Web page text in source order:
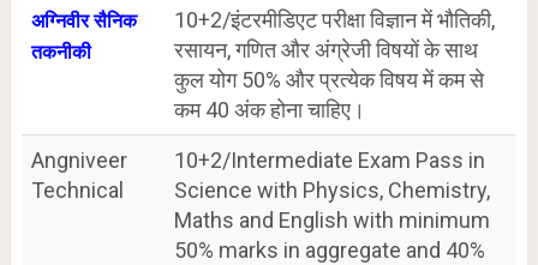
अग्निवीर सैनिक
तकनीकी
10+2/इंटरमीडिएट परीक्षा विज्ञान में भौतिकी,
रसायन, गणित और अंग्रेजी विषयों के साथ
कुल योग 50% और प्रत्येक विषय में कम से
कम 40 अंक होना चाहिए।
Angniveer
Technical
10+2/Intermediate Exam Pass in
Science with Physics, Chemistry,
Maths and English with minimum
50% marks in aggregate and 40%